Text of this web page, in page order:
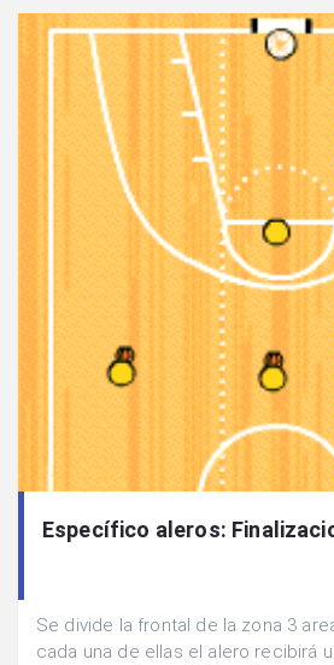
Específico aleros:
Se divide la frontal de la zona 3
cada una de ellas el alero recibirá